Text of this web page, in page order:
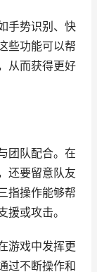
手势识别、快
些功能可以帮
从而获得更好
团队配合。在
还要留意队友
指操作能够帮
或攻击。
游戏中发挥更
过不断操作和